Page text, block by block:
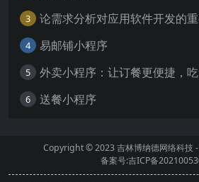
3 论需求分析对应用软件开发的
4 易邮铺小程序
5 外卖小程序：让订餐更便捷，
6 送餐小程序
Copyright © 2023吉林博纳德网络科技-
备案号:吉ICP备